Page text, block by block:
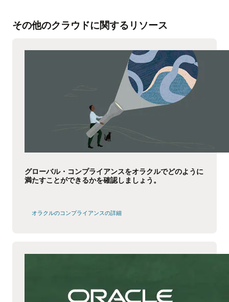
その他のクラウドに関するリソース
グローバル・コンプライアンスをオラクルでどのように
満たすことができるかを確認しましょう。
オラクルのコンプライアンスの詳細